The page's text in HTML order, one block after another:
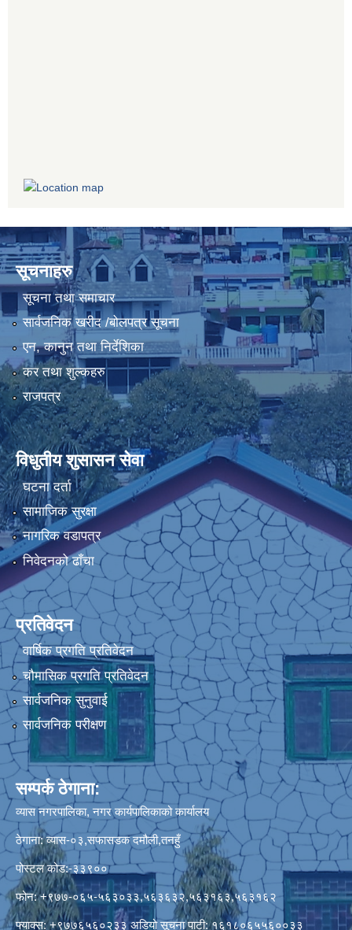
सूचनाहरु
सूचना तथा समाचार
सार्वजनिक खरीद /बोलपत्र सूचना
एन, कानुन तथा निर्देशिका
कर तथा शुल्कहरु
राजपत्र
विधुतीय शुसासन सेवा
घटना दर्ता
सामाजिक सुरक्षा
नागरिक वडापत्र
निवेदनको ढाँचा
प्रतिवेदन
वार्षिक प्रगति प्रतिवेदन
चौमासिक प्रगति प्रतिवेदन
सार्वजनिक सुनुवाई
सार्वजनिक परीक्षण
सम्पर्क ठेगाना:
व्यास नगरपालिका, नगर कार्यपालिकाको कार्यालय
ठेगाना: व्यास-०३,सफासडक दमौली,तनहुँ
पोस्टल कोड:-३३९००
फोन: +९७७-०६५-५६३०३३,५६३६३२,५६३१६३,५६३१६२
फ्याक्स: +९७७६५६०२३३ अडियो सूचना पाटी: १६१८०६५५६००३३